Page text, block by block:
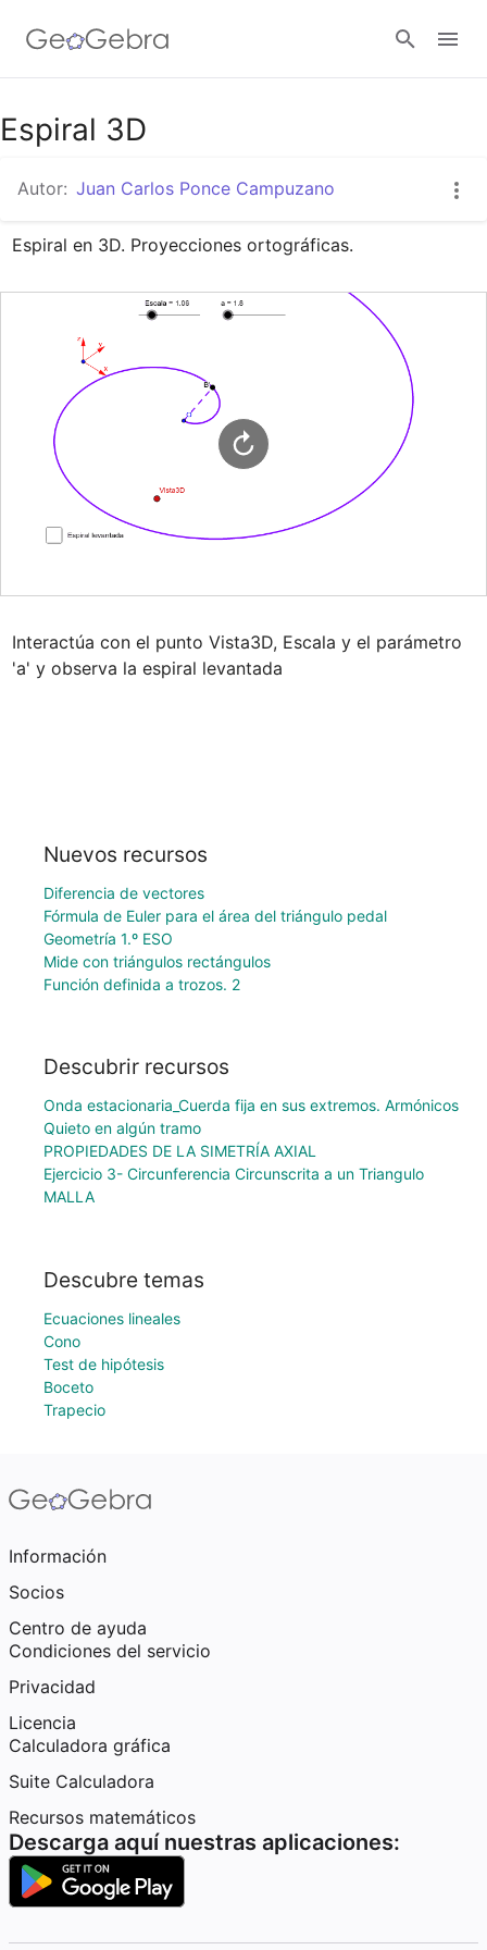
Google Classroom
GeoGebra Classroom
Espiral 3D
Autor: Juan Carlos Ponce Campuzano
Espiral en 3D. Proyecciones ortográficas.
Interactúa con el punto Vista3D, Escala y el parámetro
'a' y observa la espiral levantada
Nuevos recursos
Diferencia de vectores
Fórmula de Euler para el área del triángulo pedal
Geometría 1.º ESO
Mide con triángulos rectángulos
Función definida a trozos. 2
Descubrir recursos
Onda estacionaria_Cuerda fija en sus extremos. Armónicos
Quieto en algún tramo
PROPIEDADES DE LA SIMETRÍA AXIAL
Ejercicio 3- Circunferencia Circunscrita a un Triangulo
MALLA
Descubre temas
Ecuaciones lineales
Cono
Test de hipótesis
Boceto
Trapecio
Información
Socios
Centro de ayuda
Condiciones del servicio
Privacidad
Licencia
Calculadora gráfica
Suite Calculadora
Recursos matemáticos
Descarga aquí nuestras aplicaciones: